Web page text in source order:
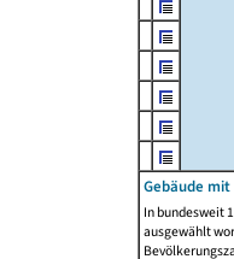
Gebäude mit
In bundesweit
ausgewählt